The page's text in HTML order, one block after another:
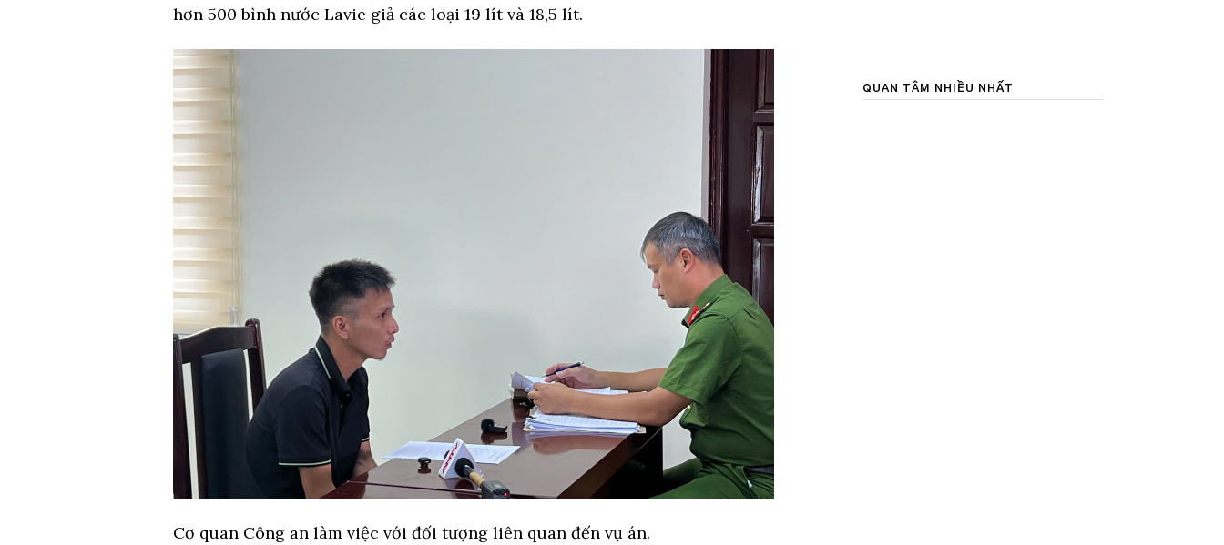
hơn 500 bình nước Lavie giả các loại 19 lít và 18,5 lít.
Cơ quan Công an làm việc với đối tượng liên quan đến vụ án.
QUAN TÂM NHIỀU NHẤT